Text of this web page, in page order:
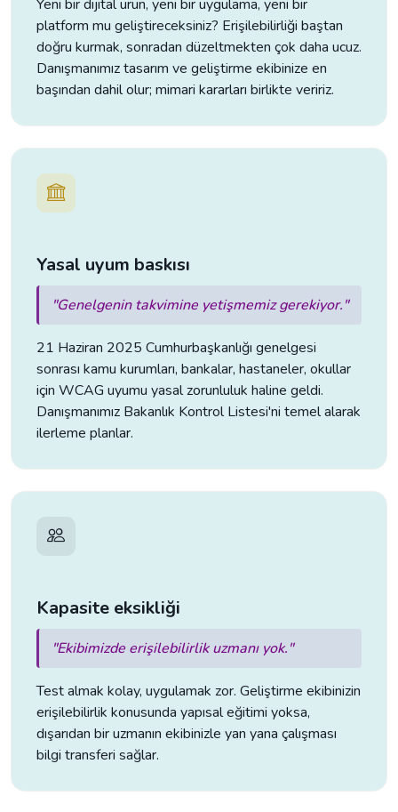
Yeni bir dijital ürün, yeni bir uygulama, yeni bir
platform mu geliştireceksiniz? Erişilebilirliği baştan
doğru kurmak, sonradan düzeltmekten çok daha ucuz.
Danışmanımız tasarım ve geliştirme ekibinize en
başından dahil olur; mimari kararları birlikte veririz.
Yasal uyum baskısı
"Genelgenin takvimine yetişmemiz gerekiyor."
21 Haziran 2025 Cumhurbaşkanlığı genelgesi
sonrası kamu kurumları, bankalar, hastaneler, okullar
için WCAG uyumu yasal zorunluluk haline geldi.
Danışmanımız Bakanlık Kontrol Listesi'ni temel alarak
ilerleme planlar.
Kapasite eksikliği
"Ekibimizde erişilebilirlik uzmanı yok."
Test almak kolay, uygulamak zor. Geliştirme ekibinizin
erişilebilirlik konusunda yapısal eğitimi yoksa,
dışarıdan bir uzmanın ekibinizle yan yana çalışması
bilgi transferi sağlar.